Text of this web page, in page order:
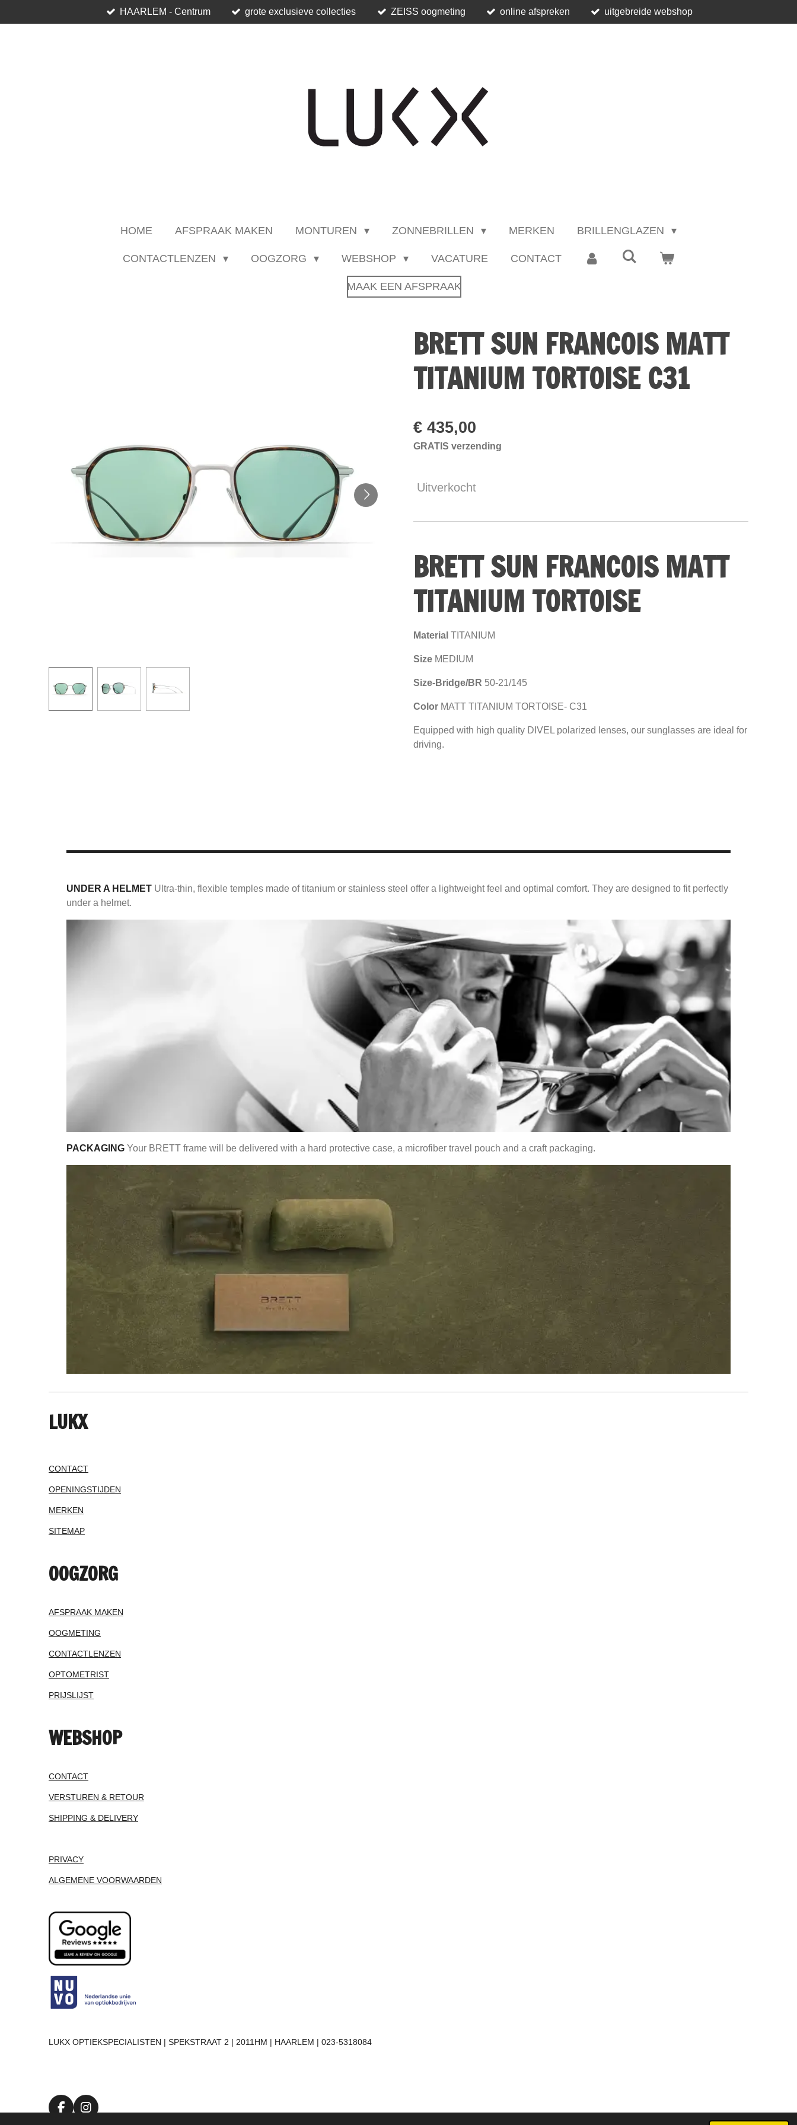
direct
HAARLEM - Centrum grote exclusieve collecties ZEISS oogmeting online afspreken uitgebreide webshop
HOME AFSPRAAK MAKEN MONTUREN ZONNEBRILLEN MERKEN BRILLENGLAZEN
CONTACTLENZEN OOGZORG WEBSHOP VACATURE CONTACT
MAAK EEN AFSPRAAK
BRETT SUN FRANCOIS MATT
TITANIUM TORTOISE C31
€ 435,00
GRATIS verzending
Uitverkocht
BRETT SUN FRANCOIS MATT
TITANIUM TORTOISE
Material TITANIUM
Size MEDIUM
Size-Bridge/BR 50-21/145
Color MATT TITANIUM TORTOISE- C31
Equipped with high quality DIVEL polarized lenses, our sunglasses are ideal for
driving.
UNDER A HELMET Ultra-thin, flexible temples made of titanium or stainless steel offer a lightweight feel and optimal comfort. They are designed to fit perfectly
under a helmet.
PACKAGING Your BRETT frame will be delivered with a hard protective case, a microfiber travel pouch and a craft packaging.
LUKX
CONTACT
OPENINGSTIJDEN
MERKEN
SITEMAP
OOGZORG
AFSPRAAK MAKEN
OOGMETING
CONTACTLENZEN
OPTOMETRIST
PRIJSLIJST
WEBSHOP
CONTACT
VERSTUREN & RETOUR
SHIPPING & DELIVERY
PRIVACY
ALGEMENE VOORWAARDEN
LUKX OPTIEKSPECIALISTEN | SPEKSTRAAT 2 | 2011HM | HAARLEM | 023-5318084
F
I